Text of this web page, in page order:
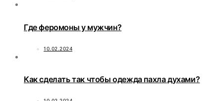
Где феромоны у мужчин?
10.02.2024
Как сделать так чтобы одежда пахла духами?